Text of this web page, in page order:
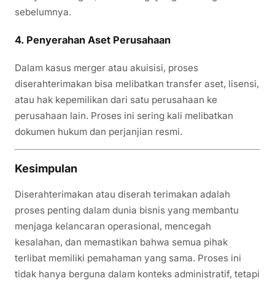
sebelumnya.
4. Penyerahan Aset Perusahaan
Dalam kasus merger atau akuisisi, proses
diserahterimakan bisa melibatkan transfer aset, lisensi,
atau hak kepemilikan dari satu perusahaan ke
perusahaan lain. Proses ini sering kali melibatkan
dokumen hukum dan perjanjian resmi.
Kesimpulan
Diserahterimakan atau diserah terimakan adalah
proses penting dalam dunia bisnis yang membantu
menjaga kelancaran operasional, mencegah
kesalahan, dan memastikan bahwa semua pihak
terlibat memiliki pemahaman yang sama. Proses ini
tidak hanya berguna dalam konteks administratif, tetapi